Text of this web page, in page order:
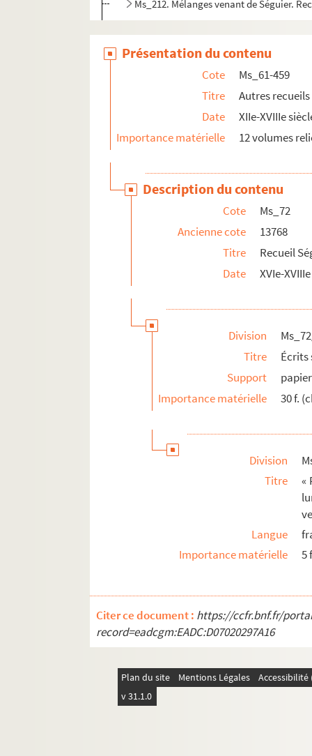
Ms_212. Mélanges venant de Séguier.
Ms_214. Recueil Séguier n° 16.
Ms_215. Recueil Séguier n° 25, venant de
Ms_216. Recueil Séguier n° 38.
Ms_217. Recueil Séguier n° 301.
Ms_230. Recueil Séguier n° 10.
Ms_459. Recueil.
Présentation du contenu
Cote
Ms_61-459
Titre
Autres
Date
XIIe-XVIIIe
Importance matérielle
12 volumes
Description du contenu
Cote
Ms_72
Ancienne cote
13768
Titre
Recueil
Date
XVIe-
Division
Titre
Écrits
Support
papier
Importance matérielle
30 f.
Division
Titre
«
Langue
Importance matérielle
5
Citer ce document : https://ccfr.bnf.fr/
record=eadcgm:EADC:D07020297A16
Plan du site Mentions Légales
v 31.1.0